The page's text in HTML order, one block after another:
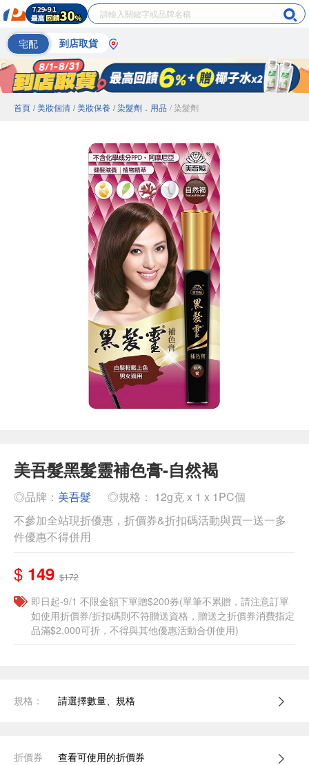
宅配 到店取貨
首頁 / 美妝個清 / 美妝保養 / 染髮劑．用品 / 染髮劑
美吾髮黑髮靈補色膏-自然褐
◎品牌： 美吾髮
◎規格： 12g克 x 1 x 1PC個
不參加全站現折優惠，折價券&折扣碼活動與買一送一多
件優惠不得併用
$ 149 $172
即日起-9/1 不限金額下單贈$200券(單筆不累贈，請注意訂單
如使用折價券/折扣碼則不符贈送資格，贈送之折價券消費指定
品滿$2,000可折，不得與其他優惠活動合併使用)
規格： 請選擇數量、規格
折價券 查看可使用的折價券